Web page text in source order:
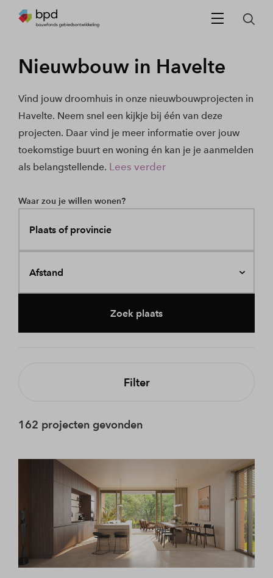
Nieuwbouw in Havelte
Vind jouw droomhuis in onze nieuwbouwprojecten in
Havelte. Neem snel een kijkje bij één van deze
projecten. Daar vind je meer informatie over jouw
toekomstige buurt en woning én kan je je aanmelden
als belangstellende. Lees verder
Waar zou je willen wonen?
Plaats of provincie
Afstand
Zoek plaats
Filter
162 projecten gevonden